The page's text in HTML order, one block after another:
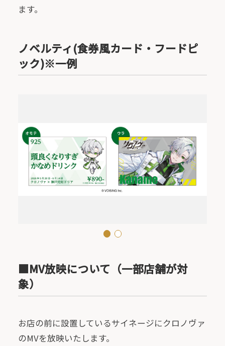
ます。
ノベルティ(食券風カード・フードピ
ック)※一例
1 2
■MV放映について（一部店舗が対
象）
お店の前に設置しているサイネージにクロノヴァ
のMVを放映いたします。